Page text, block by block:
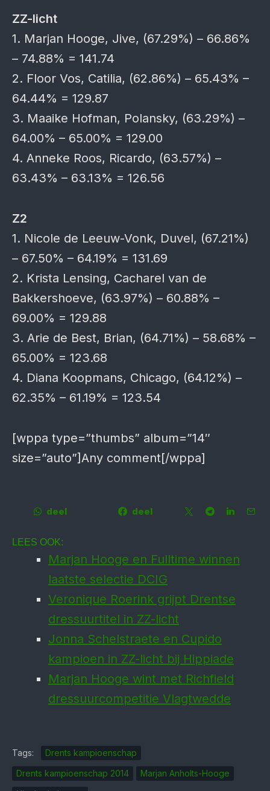
ZZ-licht
1. Marjan Hooge, Jive, (67.29%) – 66.86%
– 74.88% = 141.74
2. Floor Vos, Catilia, (62.86%) – 65.43% –
64.44% = 129.87
3. Maaike Hofman, Polansky, (63.29%) –
64.00% – 65.00% = 129.00
4. Anneke Roos, Ricardo, (63.57%) –
63.43% – 63.13% = 126.56
Z2
1. Nicole de Leeuw-Vonk, Duvel, (67.21%)
– 67.50% – 64.19% = 131.69
2. Krista Lensing, Cacharel van de
Bakkershoeve, (63.97%) – 60.88% –
69.00% = 129.88
3. Arie de Best, Brian, (64.71%) – 58.68% –
65.00% = 123.68
4. Diana Koopmans, Chicago, (64.12%) –
62.35% – 61.19% = 123.54
[wppa type=”thumbs” album=”14″
size=”auto”]Any comment[/wppa]
deel deel
LEES OOK:
Marjan Hooge en Fulltime winnen
laatste selectie DCIG
Veronique Roerink grijpt Drentse
dressuurtitel in ZZ-licht
Jonna Schelstraete en Cupido
kampioen in ZZ-licht bij Hippiade
Marjan Hooge wint met Richfield
dressuurcompetitie Vlagtwedde
Tags:
Drents kampioenschap
Drents kampioenschap 2014
Marjan Anholts-Hooge